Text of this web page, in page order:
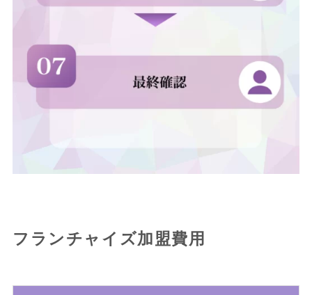
フランチャイズ加盟費用